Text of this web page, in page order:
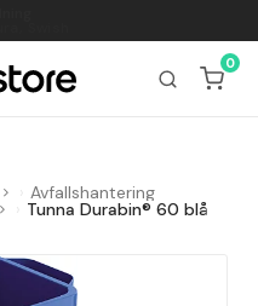
0
Avfallshantering
Tunna Durabin® 60 blå